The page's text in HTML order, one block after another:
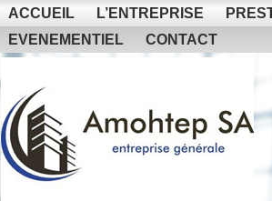
ACCUEIL L’ENTREPRISE
EVENEMENTIEL
CONTACT